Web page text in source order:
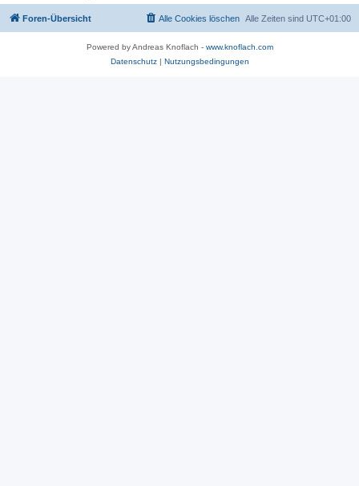
Foren-Übersicht Alle Zeiten sind UTC+01:00
Alle Cookies löschen
Powered by Andreas Knoflach - www.knoflach.com
Datenschutz| Nutzungsbedingungen